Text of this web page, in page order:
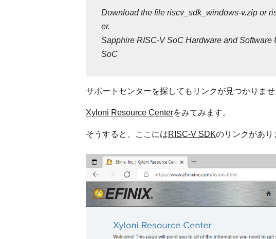
Download the file riscv_sdk_windows-v.zip or
er.
Sapphire RISC-V SoC Hardware and
SoC
サポートセンターを探してもリンクが見つかりませ
Xyloni Resource Centerをみてみます。
そうすると、ここにはRISC-V SDKのリンクがあり